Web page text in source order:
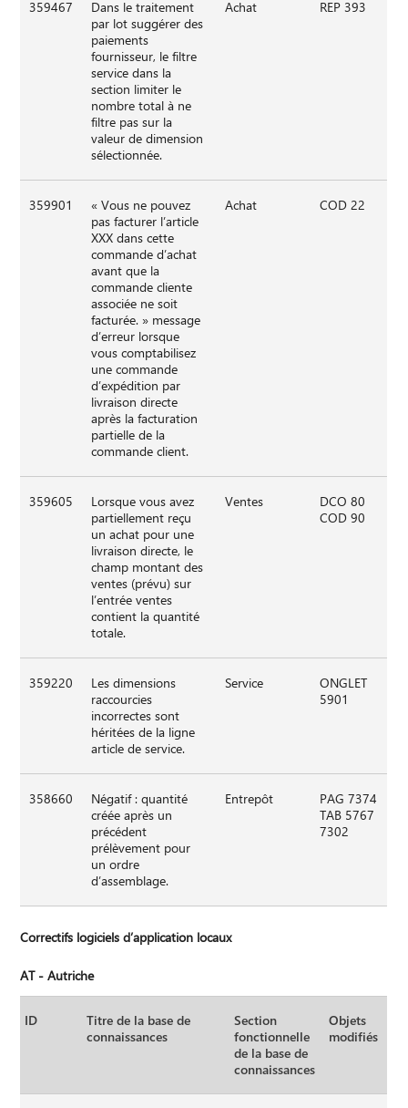
359467
Dans le traitement
par lot suggérer des
paiements
fournisseur, le filtre
service dans la
section limiter le
nombre total à ne
filtre pas sur la
valeur de dimension
sélectionnée.
Achat REP 393
359901
« Vous ne pouvez
pas facturer l’article
XXX dans cette
commande d’achat
avant que la
commande cliente
associée ne soit
facturée. » message
d’erreur lorsque
vous comptabilisez
une commande
d’expédition par
livraison directe
après la facturation
partielle de la
commande client.
Achat COD 22
359605
Lorsque vous avez
partiellement reçu
un achat pour une
livraison directe, le
champ montant des
ventes (prévu) sur
l’entrée ventes
contient la quantité
totale.
Ventes
DCO 80
COD 90
359220
Les dimensions
raccourcies
incorrectes sont
héritées de la ligne
article de service.
Service
ONGLET
5901
358660
Négatif : quantité
créée après un
précédent
prélèvement pour
un ordre
d’assemblage.
Entrepôt
PAG 7374
TAB 5767
7302
Correctifs logiciels d’application locaux
AT - Autriche
ID
Titre de la base de
connaissances
Section
fonctionnelle
de la base de
connaissances
Objets
modifiés